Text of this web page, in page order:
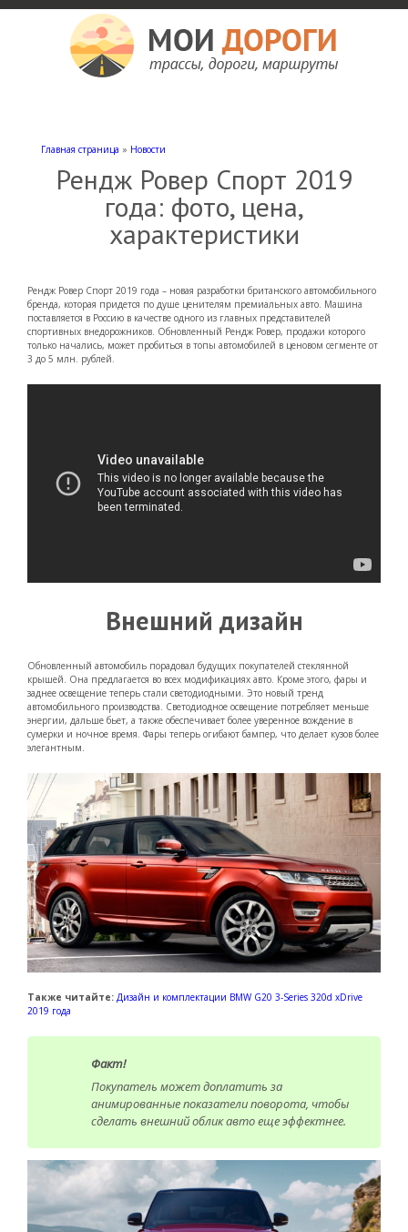
Главная страница » Новости
Рендж Ровер Спорт 2019
года: фото, цена,
характеристики
Рендж Ровер Спорт 2019 года – новая разработки британского автомобильного
бренда, которая придется по душе ценителям премиальных авто. Машина
поставляется в Россию в качестве одного из главных представителей
спортивных внедорожников. Обновленный Рендж Ровер, продажи которого
только начались, может пробиться в топы автомобилей в ценовом сегменте от
3 до 5 млн. рублей.
Внешний дизайн
Обновленный автомобиль порадовал будущих покупателей стеклянной
крышей. Она предлагается во всех модификациях авто. Кроме этого, фары и
заднее освещение теперь стали светодиодными. Это новый тренд
автомобильного производства. Светодиодное освещение потребляет меньше
энергии, дальше бьет, а также обеспечивает более уверенное вождение в
сумерки и ночное время. Фары теперь огибают бампер, что делает кузов более
элегантным.
Также читайте: Дизайн и комплектации BMW G20 3-Series 320d xDrive
2019 года
Факт!
Покупатель может доплатить за
анимированные показатели поворота, чтобы
сделать внешний облик авто еще эффектнее.